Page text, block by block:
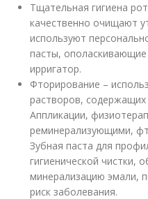
Тщательная гигиена
качественно очищают
используют
пасты,
ирригатор.
Фторирование –
растворов,
Аппликации,
реминерализующими,
Зубная паста для
гигиенической чистки,
минерализацию эмали,
риск заболевания.